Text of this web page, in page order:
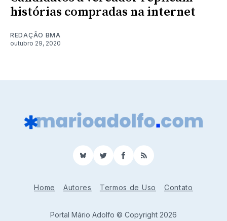
histórias compradas na internet
REDAÇÃO BMA
outubro 29, 2020
BlueSkyTwitterFacebook
RSS
Home Autores Termos de Uso Contato
Portal Mário Adolfo © Copyright 2026